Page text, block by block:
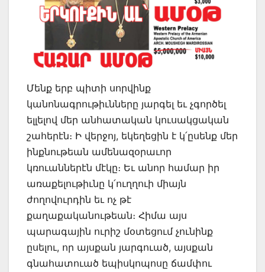
Մենք երբ պիտի սորվինք
կանոնագրութիւնները յարգել եւ չգործել
ելլելով մեր անհատական կուսակցական
շահերէն։ Ի վերջոյ, եկեղեցին է կ՛ըսենք մեր
ինքնութեան ամենազօրաւոր
կռուաններէն մէկը։ Եւ անոր համար իր
առաքելութիւնը կ՛ուղղուի միայն
ժողովուրդին եւ ոչ թէ
քաղաքականութեան։ Հիմա այս
պարագային ուրիշ մօտեցում չունինք
ըսելու, որ այսքան յարգուած, այսքան
գնահատուած եպիսկոպոսը ճամփու